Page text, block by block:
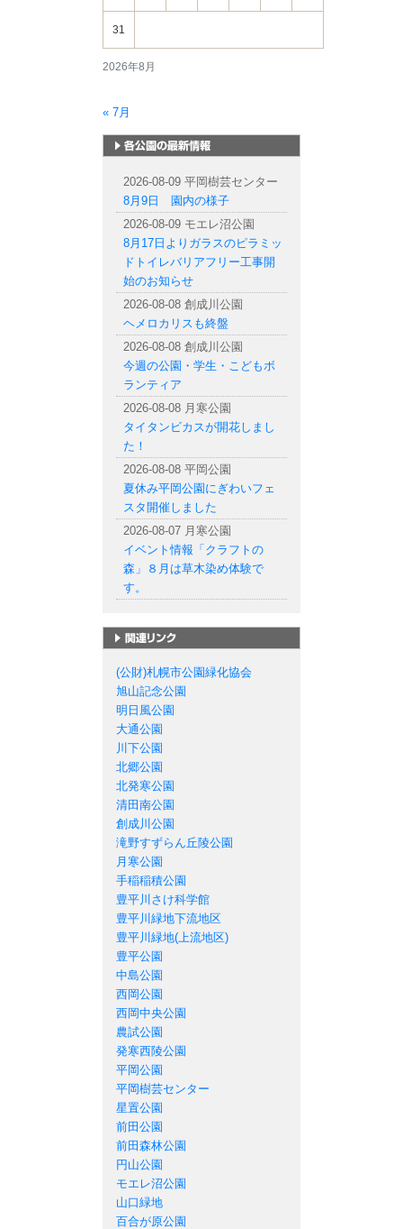
2026年8月
31
« 7月
2026-08-09 平岡樹芸センター
8月9日 園内の様子
2026-08-09 モエレ沼公園
8月17日よりガラスのピラミッ
ドトイレバリアフリー工事開
始のお知らせ
2026-08-08 創成川公園
ヘメロカリスも終盤
2026-08-08 創成川公園
今週の公園・学生・こどもボ
ランティア
2026-08-08 月寒公園
タイタンビカスが開花しまし
た！
2026-08-08 平岡公園
夏休み平岡公園にぎわいフェ
スタ開催しました
2026-08-07 月寒公園
イベント情報「クラフトの
森」８月は草木染め体験で
す。
(公財)札幌市公園緑化協会
旭山記念公園
明日風公園
大通公園
川下公園
北郷公園
北発寒公園
清田南公園
創成川公園
滝野すずらん丘陵公園
月寒公園
手稲稲積公園
豊平川さけ科学館
豊平川緑地下流地区
豊平川緑地(上流地区)
豊平公園
中島公園
西岡公園
西岡中央公園
農試公園
発寒西陵公園
平岡公園
平岡樹芸センター
星置公園
前田公園
前田森林公園
円山公園
モエレ沼公園
山口緑地
百合が原公園